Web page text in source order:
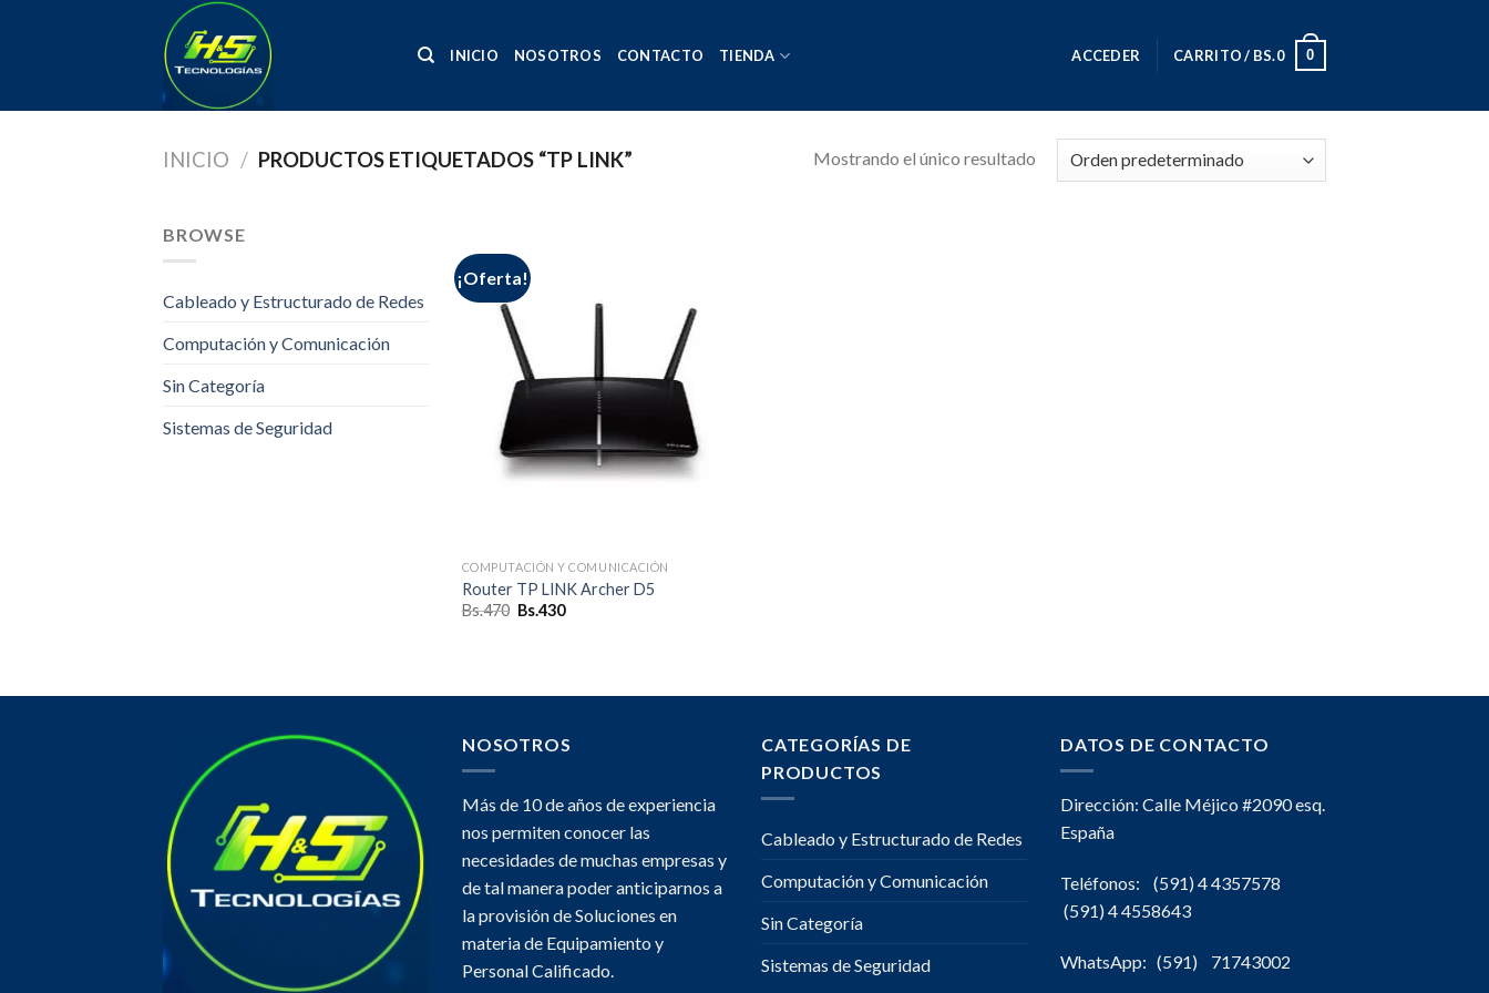
INICIO NOSOTROS CONTACTO TIENDA ACCEDER CARRITO / BS.0 0
INICIO / PRODUCTOS ETIQUETADOS “TP LINK” Mostrando el único resultado
BROWSE
Cableado y Estructurado de Redes
Computación y Comunicación
Sin Categoría
Sistemas de Seguridad
¡Oferta!
Añadir
a la
lista de
deseos
COMPUTACIÓN Y COMUNICACIÓN
Router TP LINK Archer D5
Bs.470 El
Bs.430El
NOSOTROS
Más de 10 de años de experiencia
nos permiten conocer las
necesidades de muchas empresas y
de tal manera poder anticiparnos a
la provisión de Soluciones en
materia de Equipamiento y
Personal Calificado.
CATEGORÍAS DE
PRODUCTOS
Cableado y Estructurado de Redes
Computación y Comunicación
Sin Categoría
Sistemas de Seguridad
DATOS DE CONTACTO
Dirección: Calle Méjico #2090 esq.
España
Teléfonos: (591) 4 4357578
(591) 4 4558643
WhatsApp: (591) 71743002